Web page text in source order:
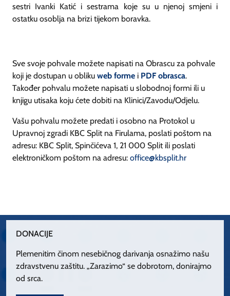
sestri Ivanki Katić i sestrama koje su u njenoj smjeni i
ostatku osoblja na brizi tijekom boravka.
Sve svoje pohvale možete napisati na Obrascu za pohvale
koji je dostupan u obliku web forme i PDF obrasca.
Također pohvalu možete napisati u slobodnoj formi ili u
knjigu utisaka koju ćete dobiti na Klinici/Zavodu/Odjelu.
Vašu pohvalu možete predati i osobno na Protokol u
Upravnoj zgradi KBC Split na Firulama, poslati poštom na
adresu: KBC Split, Spinčićeva 1, 21 000 Split ili poslati
elektroničkom poštom na adresu: office@kbsplit.hr
DONACIJE
Plemenitim činom nesebičnog darivanja osnažimo našu
zdravstvenu zaštitu. „Zarazimo“ se dobrotom, donirajmo
od srca.